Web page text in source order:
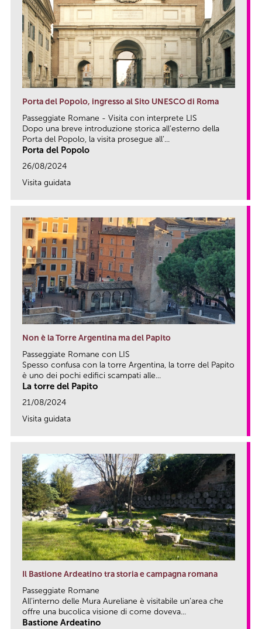
Porta del Popolo, ingresso al Sito UNESCO di Roma
Passeggiate Romane - Visita con interprete LIS
Dopo una breve introduzione storica all’esterno della
Porta del Popolo, la visita prosegue all’...
Porta del Popolo
26/08/2024
Visita guidata
Non è la Torre Argentina ma del Papito
Passeggiate Romane con LIS
Spesso confusa con la torre Argentina, la torre del Papito
è uno dei pochi edifici scampati alle...
La torre del Papito
21/08/2024
Visita guidata
Il Bastione Ardeatino tra storia e campagna romana
Passeggiate Romane
All’interno delle Mura Aureliane è visitabile un’area che
offre una bucolica visione di come doveva...
Bastione Ardeatino